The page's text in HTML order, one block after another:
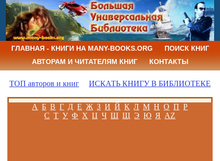
ГЛАВНАЯ - КНИГИ НА MANY-BOOKS.ORG
ПОИСК КНИГ
АВТОРАМ И ЧИТАТЕЛЯМ КНИГ
КОНТАКТЫ
ТОП авторов и книг ИСКАТЬ КНИГУ В БИБЛИОТЕКЕ
А Б В Г Д Е Ж З И Й К Л М Н О П Р
С Т У Ф Х Ц Ч Ш Щ Э Ю Я AZ